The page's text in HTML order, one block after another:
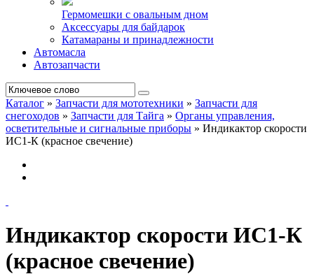
Гермомешки с овальным дном
Аксессуары для байдарок
Катамараны и принадлежности
Автомасла
Автозапчасти
Каталог » Запчасти для мототехники » Запчасти для
снегоходов » Запчасти для Тайга » Органы управления,
осветительные и сигнальные приборы » Индикактор скорости
ИС1-К (красное свечение)
Индикактор скорости ИС1-К
(красное свечение)